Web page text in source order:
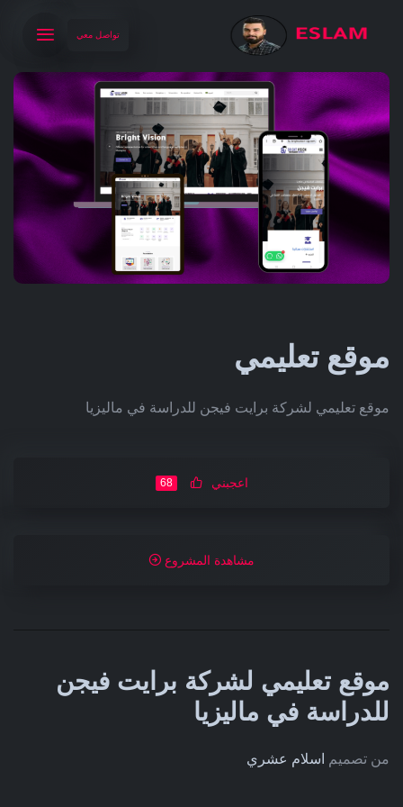
تواصل معي
موقع تعليمي
موقع تعليمي لشركة برايت فيجن للدراسة في ماليزيا
اعجبني 68
مشاهدة المشروع
موقع تعليمي لشركة برايت فيجن
للدراسة في ماليزيا
من تصميم اسلام عشري